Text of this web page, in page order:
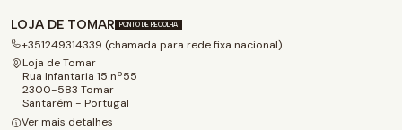
LOJA DE TOMAR PONTO DE RECOLHA
+351249314339 (chamada para rede fixa nacional)
Loja de Tomar
Rua Infantaria 15 nº55
2300-583 Tomar
Santarém - Portugal
Ver mais detalhes